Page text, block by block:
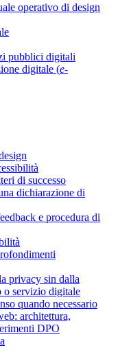
operativo di design
pubblici digitali
digitale (e-
di successo
dichiarazione di
e procedura di
privacy sin dalla
o servizio digitale
quando necessario
architettura,
DPO